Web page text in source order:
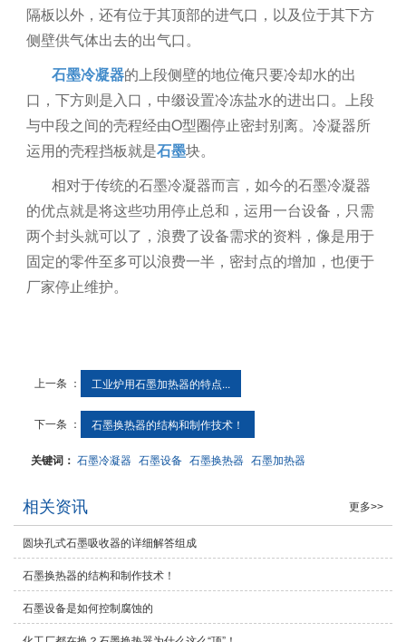
隔板以外，还有位于其顶部的进气口，以及位于其下方
侧壁供气体出去的出气口。
石墨冷凝器的上段侧壁的地位俺只要冷却水的出
口，下方则是入口，中缀设置冷冻盐水的进出口。上段
与中段之间的壳程经由O型圈停止密封别离。冷凝器所
运用的壳程挡板就是石墨块。
相对于传统的石墨冷凝器而言，如今的石墨冷凝器
的优点就是将这些功用停止总和，运用一台设备，只需
两个封头就可以了，浪费了设备需求的资料，像是用于
固定的零件至多可以浪费一半，密封点的增加，也便于
厂家停止维护。
上一条 ： 工业炉用石墨加热器的特点...
下一条 ： 石墨换热器的结构和制作技术！
关键词：石墨冷凝器 石墨设备 石墨换热器 石墨加热器
相关资讯 更多>>
圆块孔式石墨吸收器的详细解答组成
石墨换热器的结构和制作技术！
石墨设备是如何控制腐蚀的